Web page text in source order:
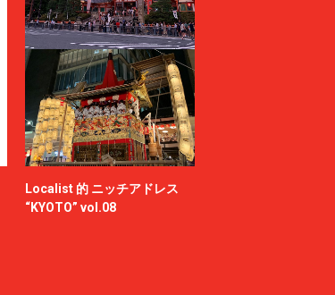
Localist 的 ニッチアドレス
“KYOTO” vol.08